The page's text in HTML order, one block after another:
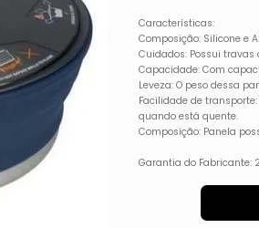
Características:
Composição: Silicone e
Cuidados: Possui travas
Capacidade: Com
Leveza: O peso dessa
Facilidade de
quando está quente.
Composição: Panela
Garantia do Fabricante: